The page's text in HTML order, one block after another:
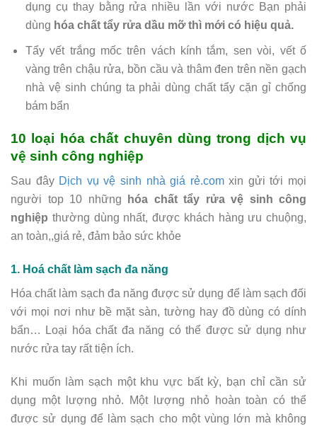
dụng cụ thay bằng rửa nhiều lần với nước Bạn phải
dùng hóa chất tẩy rửa dầu mỡ thì mới có hiệu quả.
Tẩy vết trắng mốc trên vách kính tắm, sen vòi, vết ố
vàng trên chậu rửa, bồn cầu và thâm đen trên nền gạch
nhà vệ sinh chúng ta phải dùng chất tẩy cặn gỉ chống
bám bẩn
10 loại hóa chất chuyên dùng trong dịch vụ
vệ sinh công nghiệp
Sau đây Dịch vụ vệ sinh nhà giá rẻ.comxin gửi tới mọi
người top 10 những
hóa chất tẩy rửa vệ sinh công
nghiệp thường dùng nhất, được khách hàng ưu chuộng,
an toàn,,giá rẻ, đảm bảo sức khỏe
1. Hoá chất làm sạch đa năng
Hóa chất làm sạch đa năng được sử dụng để làm sạch đối
với mọi nơi như bề mặt sàn, tường hay đồ dùng có dính
bẩn… Loại hóa chất đa năng có thể được sử dụng như
nước rửa tay rất tiện ích.
Khi muốn làm sạch một khu vực bất kỳ, bạn chỉ cần sử
dụng một lượng nhỏ. Một lượng nhỏ hoàn toàn có thể
được sử dụng để làm sạch cho một vùng lớn mà không